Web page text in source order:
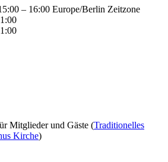
– 16:00 Europe/Berlin Zeitzone
Mitglieder und Gäste (Traditionelles
Kirche)